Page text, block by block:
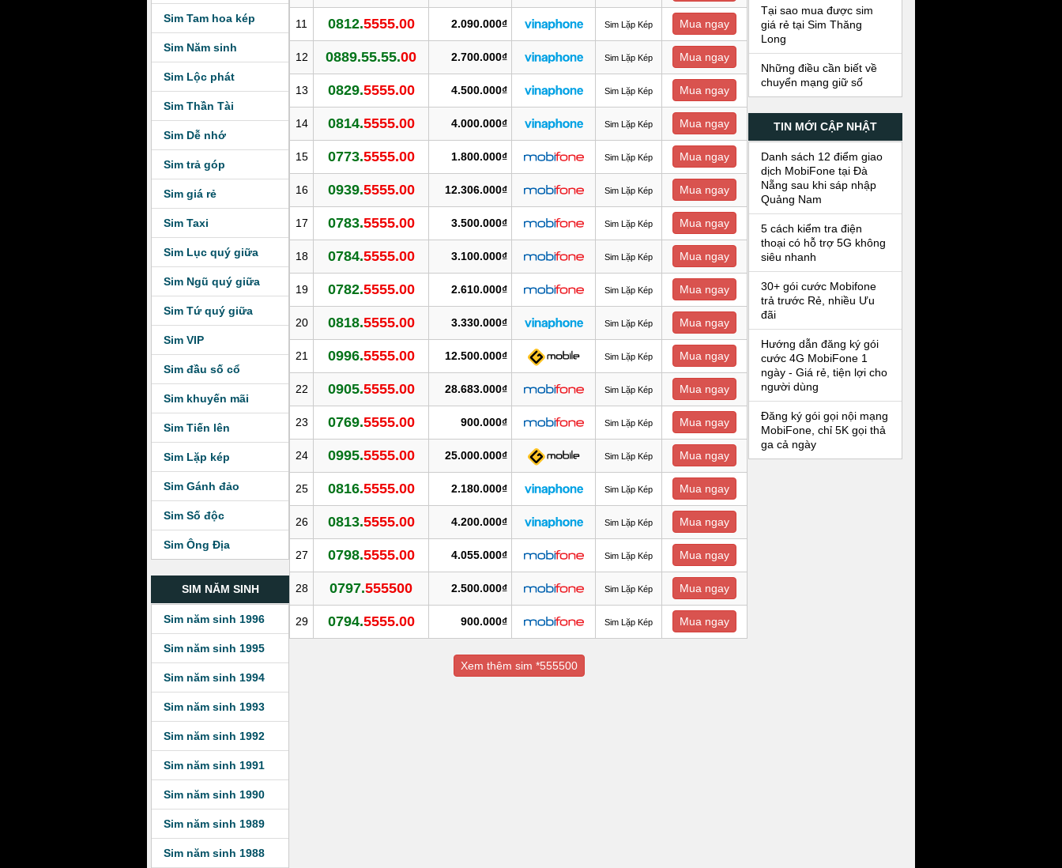
Sim Tam hoa kép
Sim Năm sinh
Sim Lộc phát
Sim Thần Tài
Sim Dễ nhớ
Sim trả góp
Sim giá rẻ
Sim Taxi
Sim Lục quý giữa
Sim Ngũ quý giữa
Sim Tứ quý giữa
Sim VIP
Sim đầu số cổ
Sim khuyến mãi
Sim Tiến lên
Sim Lặp kép
Sim Gánh đảo
Sim Số độc
Sim Ông Địa
SIM NĂM SINH
Sim năm sinh 1996
Sim năm sinh 1995
Sim năm sinh 1994
Sim năm sinh 1993
Sim năm sinh 1992
Sim năm sinh 1991
Sim năm sinh 1990
Sim năm sinh 1989
Sim năm sinh 1988
11 0812.5555.00 2.090.000₫ Sim Lặp Kép Mua ngay
12 0889.55.55.00 2.700.000₫ Sim Lặp Kép Mua ngay
13 0829.5555.00 4.500.000₫ Sim Lặp Kép Mua ngay
14 0814.5555.00 4.000.000₫ Sim Lặp Kép Mua ngay
15 0773.5555.00 1.800.000₫ Sim Lặp Kép Mua ngay
16 0939.5555.00 12.306.000₫ Sim Lặp Kép Mua ngay
17 0783.5555.00 3.500.000₫ Sim Lặp Kép Mua ngay
18 0784.5555.00 3.100.000₫ Sim Lặp Kép Mua ngay
19 0782.5555.00 2.610.000₫ Sim Lặp Kép Mua ngay
20 0818.5555.00 3.330.000₫ Sim Lặp Kép Mua ngay
21 0996.5555.00 12.500.000₫ Sim Lặp Kép Mua ngay
22 0905.5555.00 28.683.000₫ Sim Lặp Kép Mua ngay
23 0769.5555.00 900.000₫ Sim Lặp Kép Mua ngay
24 0995.5555.00 25.000.000₫ Sim Lặp Kép Mua ngay
25 0816.5555.00 2.180.000₫ Sim Lặp Kép Mua ngay
26 0813.5555.00 4.200.000₫ Sim Lặp Kép Mua ngay
27 0798.5555.00 4.055.000₫ Sim Lặp Kép Mua ngay
28 0797.555500 2.500.000₫ Sim Lặp Kép Mua ngay
29 0794.5555.00 900.000₫ Sim Lặp Kép Mua ngay
Xem thêm sim *555500
Tại sao mua được sim
giá rẻ tại Sim Thăng
Long
Những điều cần biết về
chuyển mạng giữ số
TIN MỚI CẬP NHẬT
Danh sách 12 điểm giao
dịch MobiFone tại Đà
Nẵng sau khi sáp nhập
Quảng Nam
5 cách kiểm tra điện
thoại có hỗ trợ 5G không
siêu nhanh
30+ gói cước Mobifone
trả trước Rẻ, nhiều Ưu
đãi
Hướng dẫn đăng ký gói
cước 4G MobiFone 1
ngày - Giá rẻ, tiện lợi cho
người dùng
Đăng ký gói gọi nội mạng
MobiFone, chỉ 5K gọi thả
ga cả ngày